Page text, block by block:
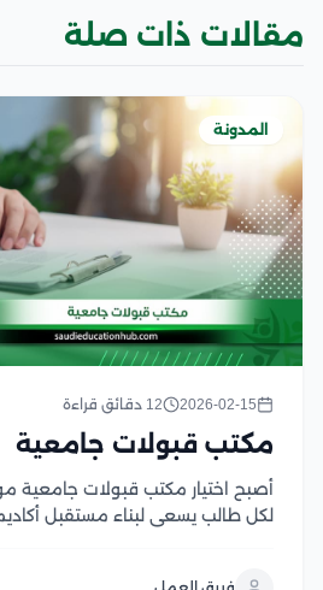
مقالات ذات صلة
المدونة
2026-02-15 12 دقائق قراءة
مكتب قبولات جامعية
أصبح اختيار مكتب قبولات جامعية
لكل طالب يسعى لبناء مستقبل